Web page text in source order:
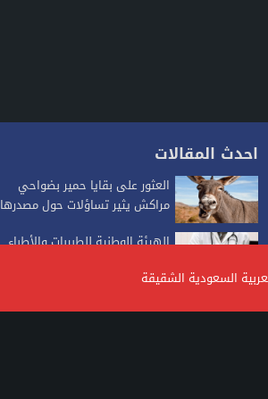
احدث المقالات
العثور على بقايا حمير بضواحي
مراكش يثير تساؤلات حول مصدرها
الهيئة الوطنية للطبيبات والأطباء
الخدمات الطبية
الشرطة تداهم مقر الاتحاد الكوري
السعودية الشقيقة